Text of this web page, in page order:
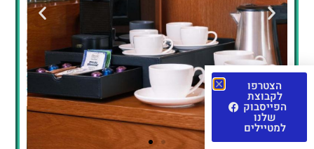
הצטרפו
לקבוצת
הפייסבוק
שלנו
למטיילים